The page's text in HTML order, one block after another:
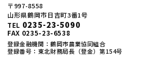
〒997-8558
山形県鶴岡市日吉町3番1号
TEL 0235-23-5090
FAX 0235-23-6538
登録金融機関：鶴岡市農業協同組合
登録番号：東北財務局長（登金）第154号